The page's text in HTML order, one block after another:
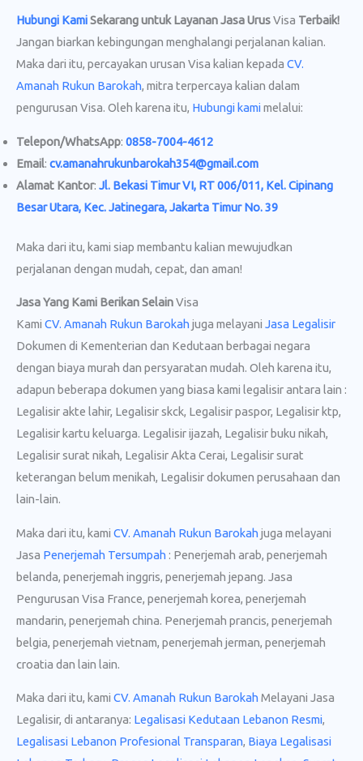
Hubungi KamiSekarang untuk Layanan Jasa UrusVisa Terbaik!
Jangan biarkan kebingungan menghalangi perjalanan kalian.
Maka dari itu, percayakan urusan Visa kalian kepada CV.
Amanah Rukun Barokah, mitra terpercaya kalian dalam
pengurusan Visa. Oleh karena itu, Hubungi kamimelalui:
Telepon/WhatsApp: 0858-7004-4612
Email: cv.amanahrukunbarokah354@gmail.com
Alamat Kantor: Jl. Bekasi Timur VI, RT 006/011, Kel. Cipinang
Besar Utara, Kec. Jatinegara, Jakarta Timur No. 39
Maka dari itu, kami siap membantu kalian mewujudkan
perjalanan dengan mudah, cepat, dan aman!
Jasa Yang Kami Berikan SelainVisa
Kami CV. Amanah Rukun Barokah juga melayani Jasa Legalisir
Dokumen di Kementerian dan Kedutaan berbagai negara
dengan biaya murah dan persyaratan mudah. Oleh karena itu,
adapun beberapa dokumen yang biasa kami legalisir antara lain :
Legalisir akte lahir, Legalisir skck, Legalisir paspor, Legalisir ktp,
Legalisir kartu keluarga. Legalisir ijazah, Legalisir buku nikah,
Legalisir surat nikah, Legalisir Akta Cerai, Legalisir surat
keterangan belum menikah, Legalisir dokumen perusahaan dan
lain-lain.
Maka dari itu, kami CV. Amanah Rukun Barokah juga melayani
Jasa Penerjemah Tersumpah : Penerjemah arab, penerjemah
belanda, penerjemah inggris, penerjemah jepang. Jasa
Pengurusan Visa France, penerjemah korea, penerjemah
mandarin, penerjemah china. Penerjemah prancis, penerjemah
belgia, penerjemah vietnam, penerjemah jerman, penerjemah
croatia dan lain lain.
Maka dari itu, kami CV. Amanah Rukun Barokah Melayani Jasa
Legalisir, di antaranya: Legalisasi Kedutaan Lebanon Resmi,
Legalisasi Lebanon Profesional Transparan, Biaya Legalisasi